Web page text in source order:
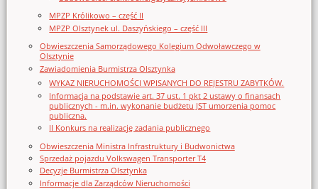
MPZP Królikowo – część II
MPZP Olsztynek ul. Daszyńskiego – część III
Obwieszczenia Samorządowego Kolegium Odwoławczego w
Olsztynie
Zawiadomienia Burmistrza Olsztynka
WYKAZ NIERUCHOMOŚCI WPISANYCH DO REJESTRU ZABYTKÓW.
Informacja na podstawie art. 37 ust. 1 pkt 2 ustawy o finansach
publicznych - m.in. wykonanie budżetu JST umorzenia pomoc
publiczna.
II Konkurs na realizację zadania publicznego
Obwieszczenia Ministra Infrastruktury i Budwonictwa
Sprzedaż pojazdu Volkswagen Transporter T4
Decyzje Burmistrza Olsztynka
Informacje dla Zarządców Nieruchomości